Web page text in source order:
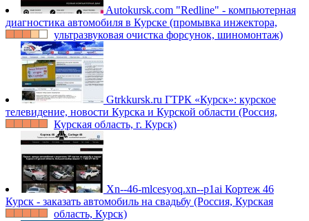
Autokursk.com "Redline" - компьютерная
диагностика автомобиля в Курске (промывка инжектора,
ультразвуковая очистка форсунок, шиномонтаж)
Gtrkkursk.ru ГТРК «Курск»: курское
телевидение, новости Курска и Курской области (Россия,
Курская область, г. Курск)
Xn--46-mlcesyoq.xn--p1ai Кортеж 46
Курск - заказать автомобиль на свадьбу (Россия, Курская
область, Курск)